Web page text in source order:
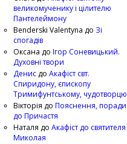
великомученику і цілителю
Пантелеймону
Benderski Valentyna до Зі
спогадів
Оксана до Ігор Соневицький.
Духовні твори
Денис до Акафіст свт.
Спиридону, єпископу
Тримифунтському, чудотворцю
Вікторія до Пояснення, поради
до Причастя
Наталя до Акафіст до святителя
Миколая